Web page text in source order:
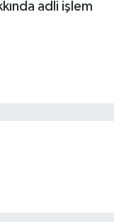
adli işlem